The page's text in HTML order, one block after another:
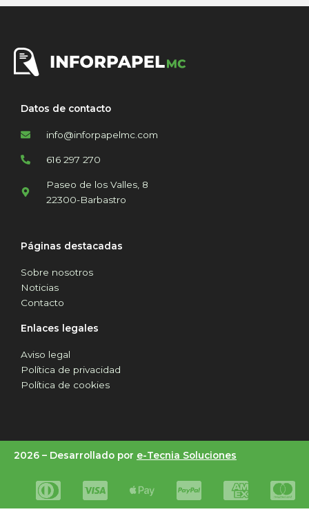
Datos de contacto
info@inforpapelmc.com
616 297 270
Paseo de los Valles, 8
22300-Barbastro
Páginas destacadas
Sobre nosotros
Noticias
Contacto
Enlaces legales
Aviso legal
Política de privacidad
Política de cookies
2026 – Desarrollado por e-Tecnia Soluciones